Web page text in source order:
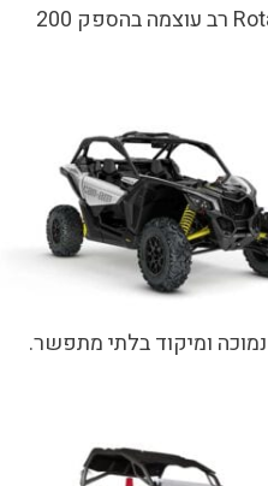
רב עוצמה בהספק 200
ומיקוד בלתי מתפשר.